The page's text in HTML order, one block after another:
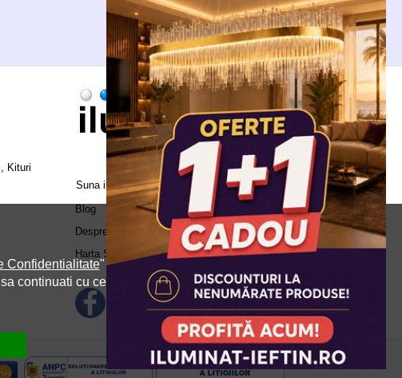
Kituri
Suna in call center:
0371.504.543
Blog
Despre Noi
Harta Site
Confidentialitate" si
continuati cu cele